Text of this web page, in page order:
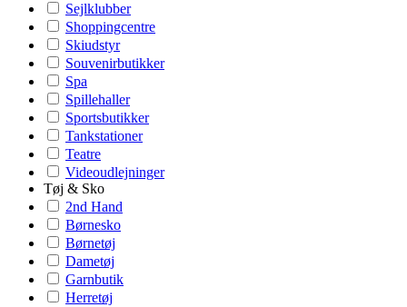
Sejlklubber
Shoppingcentre
Skiudstyr
Souvenirbutikker
Spa
Spillehaller
Sportsbutikker
Tankstationer
Teatre
Videoudlejninger
Tøj & Sko
2nd Hand
Børnesko
Børnetøj
Dametøj
Garnbutik
Herretøj